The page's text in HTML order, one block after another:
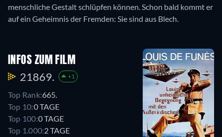
menschliche Gestalt schlüpfen können. Schon bald kommt er
auf ein Geheimnis der Fremden: Sie sind aus Blech.
INFOS ZUM FILM
21869. +1
Top Rank:665.
Top 10:0 TAGE
Top 100:0 TAGE
Top 1.000:2 TAGE